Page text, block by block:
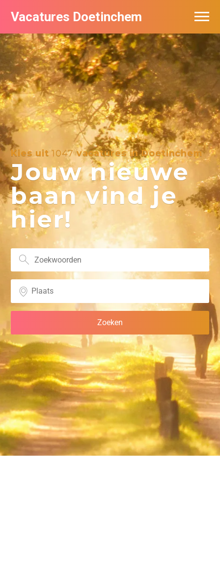
Vacatures Doetinchem
Kies uit1047vacatures in Doetinchem
Jouw nieuwe
baan vind je
hier!
Vacatures per bedrijf
De populairste vacatures in Doetinchem
Nieuwsbrief feed